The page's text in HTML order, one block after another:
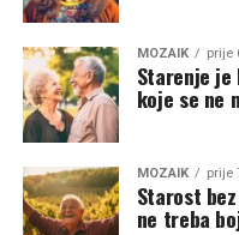
MOZAIK prije
Starenje je
koje se ne
MOZAIK prije
Starost
ne treba